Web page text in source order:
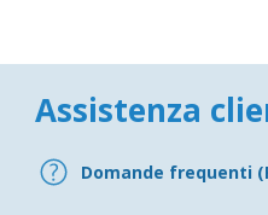
Assistenza
Domande frequenti